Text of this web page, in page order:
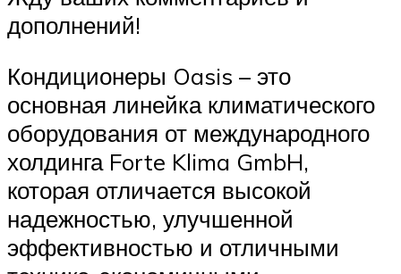
дополнений!
Кондиционеры Oasis – это
основная линейка климатического
оборудования от международного
холдинга Forte Klima GmbH,
которая отличается высокой
надежностью, улучшенной
эффективностью и отличными